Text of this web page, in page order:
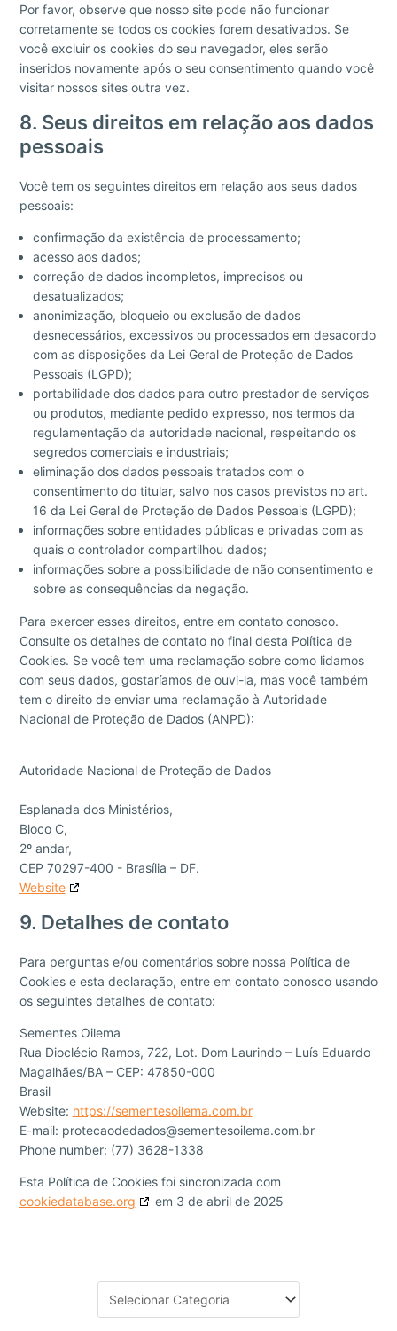
Por favor, observe que nosso site pode não funcionar
corretamente se todos os cookies forem desativados. Se
você excluir os cookies do seu navegador, eles serão
inseridos novamente após o seu consentimento quando você
visitar nossos sites outra vez.
8. Seus direitos em relação aos dados
pessoais
Você tem os seguintes direitos em relação aos seus dados
pessoais:
confirmação da existência de processamento;
acesso aos dados;
correção de dados incompletos, imprecisos ou
desatualizados;
anonimização, bloqueio ou exclusão de dados
desnecessários, excessivos ou processados em desacordo
com as disposições da Lei Geral de Proteção de Dados
Pessoais (LGPD);
portabilidade dos dados para outro prestador de serviços
ou produtos, mediante pedido expresso, nos termos da
regulamentação da autoridade nacional, respeitando os
segredos comerciais e industriais;
eliminação dos dados pessoais tratados com o
consentimento do titular, salvo nos casos previstos no art.
16 da Lei Geral de Proteção de Dados Pessoais (LGPD);
informações sobre entidades públicas e privadas com as
quais o controlador compartilhou dados;
informações sobre a possibilidade de não consentimento e
sobre as consequências da negação.
Para exercer esses direitos, entre em contato conosco.
Consulte os detalhes de contato no final desta Política de
Cookies. Se você tem uma reclamação sobre como lidamos
com seus dados, gostaríamos de ouvi-la, mas você também
tem o direito de enviar uma reclamação à Autoridade
Nacional de Proteção de Dados (ANPD):
Autoridade Nacional de Proteção de Dados
Esplanada dos Ministérios,
Bloco C,
2º andar,
CEP 70297-400 - Brasília – DF.
Website
9. Detalhes de contato
Para perguntas e/ou comentários sobre nossa Política de
Cookies e esta declaração, entre em contato conosco usando
os seguintes detalhes de contato:
Sementes Oilema
Rua Dioclécio Ramos, 722, Lot. Dom Laurindo – Luís Eduardo
Magalhães/BA – CEP: 47850-000
Brasil
Website: https://sementesoilema.com.br
E-mail: protecaodedados@sementesoilema.com.br
Phone number: (77) 3628-1338
Esta Política de Cookies foi sincronizada com
cookiedatabase.org
em 3 de abril de 2025